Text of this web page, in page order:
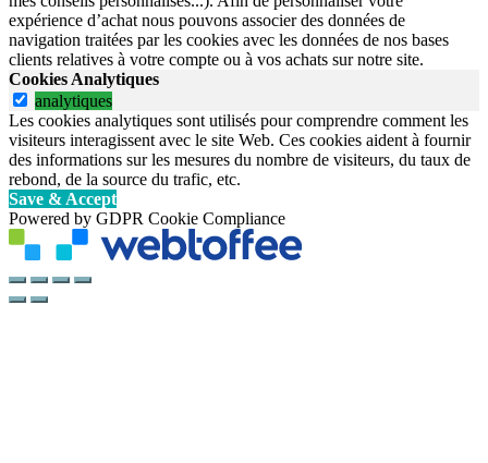
expérience d’achat nous pouvons associer des données de
navigation traitées par les cookies avec les données de nos bases
clients relatives à votre compte ou à vos achats sur notre site.
Cookies Analytiques
analytiques
Les cookies analytiques sont utilisés pour comprendre comment les
visiteurs interagissent avec le site Web. Ces cookies aident à fournir
des informations sur les mesures du nombre de visiteurs, du taux de
rebond, de la source du trafic, etc.
Save & Accept
Powered by GDPR Cookie Compliance